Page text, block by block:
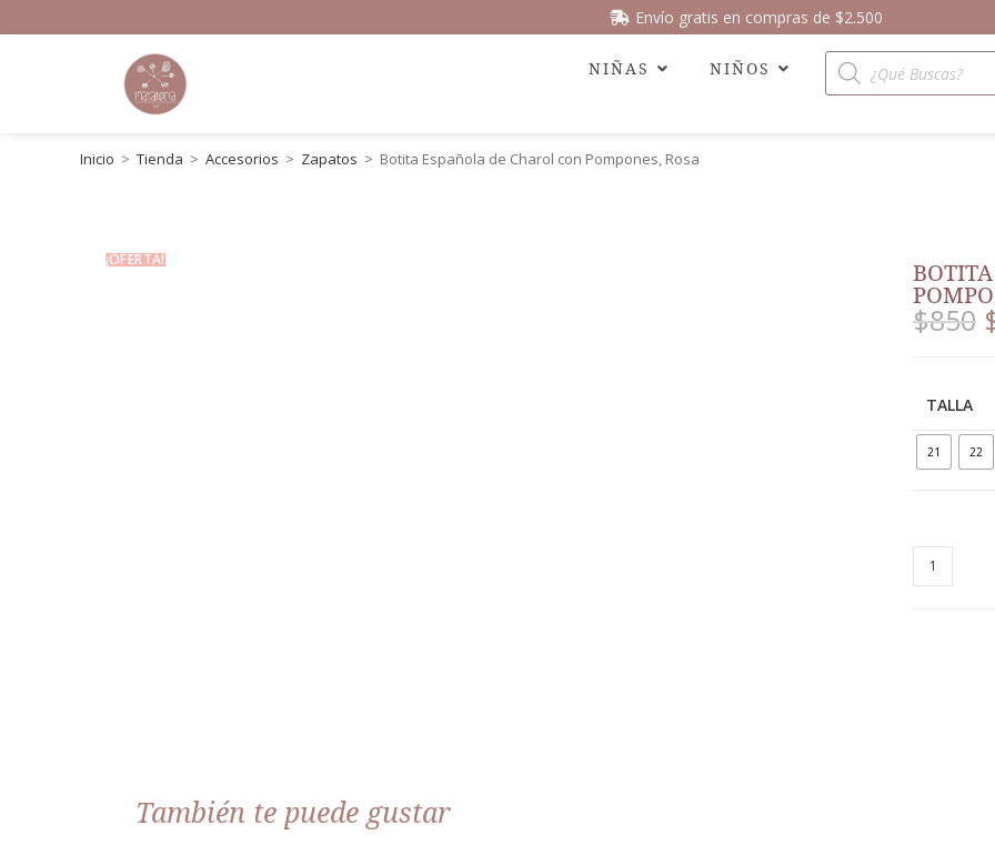
Envío gratis en compras de $2.500
NIÑAS NIÑOS
Inicio > Tienda > Accesorios > Zapatos > Botita Española de Charol con Pompones, Rosa
¡OFERTA!
$850
TALLA
21 22
También te puede gustar